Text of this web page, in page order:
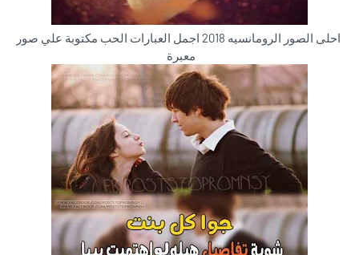
احلى الصور الرومانسيه 2018 اجمل العبارات الحب مكتوبة علي صور
معبرة